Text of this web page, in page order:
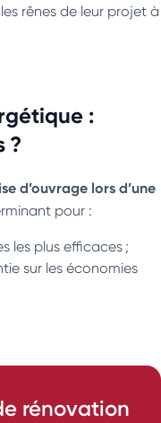
rênes de leur projet à
:
?
d’ouvrage lors d’une
pour :
les plus efficaces ;
sur les économies
rénovation